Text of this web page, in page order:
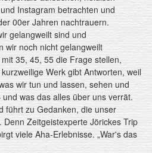
Instagram betrachten und
00er Jahren nachtrauern.
gelangweilt sind und
wir noch nicht gelangweilt
35, 45, 55 die Frage stellen,
Werk gibt Antworten, weil
wir tun und lassen, sehen und
was das alles über uns verrät.
führt zu Gedanken, die unser
Zeitgeistexperte Jörickes Trip
viele Aha-Erlebnisse. „War's das